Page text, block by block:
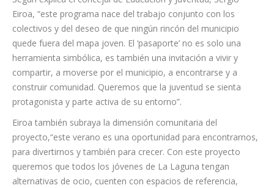
cada actividad y que da acceso a sorteos finales.
Según explica el concejal de Educación y Juventud, Sergio
Eiroa, “este programa nace del trabajo conjunto con los
colectivos y del deseo de que ningún rincón del municipio
quede fuera del mapa joven. El ‘pasaporte’ no es solo una
herramienta simbólica, es también una invitación a vivir y
compartir, a moverse por el municipio, a encontrarse y a
construir comunidad. Queremos que la juventud se sienta
protagonista y parte activa de su entorno”.
Eiroa también subraya la dimensión comunitaria del
proyecto,“este verano es una oportunidad para encontrarnos,
para divertirnos y también para crecer. Con este proyecto